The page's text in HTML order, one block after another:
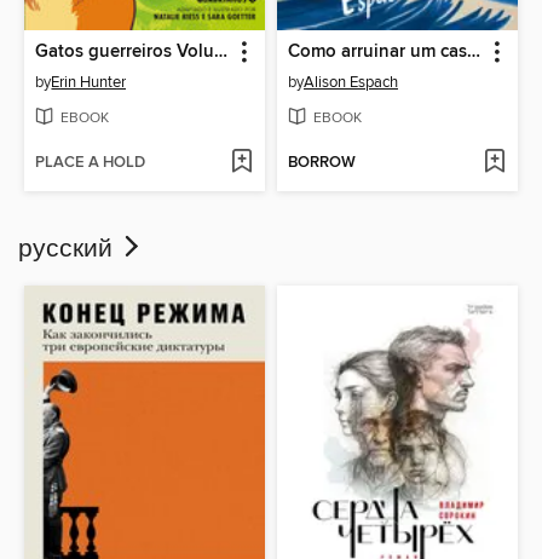
Gatos guerreiros Volume 1
byErin Hunter
EBOOK
PLACE A HOLD
Como arruinar um casamento
byAlison Espach
EBOOK
BORROW
русский